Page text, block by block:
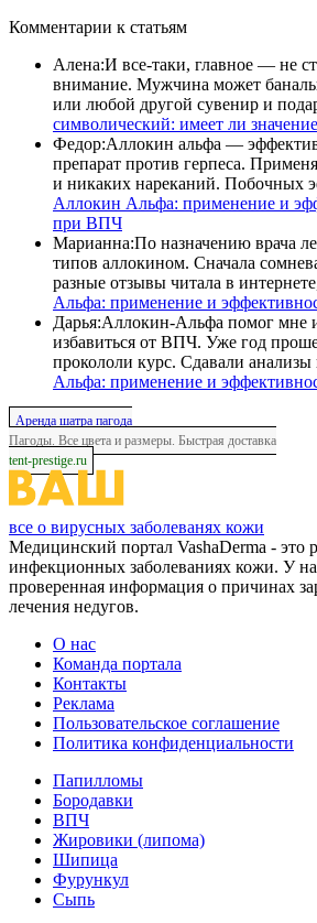
Комментарии к статьям
Алена:И все-таки, главное — не
внимание. Мужчина может
или любой другой сувенир и
символический: имеет ли
Федор:Аллокин альфа —
препарат против герпеса.
и никаких нареканий. Побочных
Аллокин Альфа: применение и
при ВПЧ
Марианна:По назначению врача
типов аллокином. Сначала
разные отзывы читала в
Альфа: применение и
Дарья:Аллокин-Альфа помог мне
избавиться от ВПЧ. Уже год
прокололи курс. Сдавали
Альфа: применение и
Аренда шатра пагода
Пагоды. Все цвета и размеры. Быстрая доставка
tent-prestige.ru
все о вирусных заболеванях кожи
Медицинский портал VashaDerma - это
инфекционных заболеваниях кожи. У
проверенная информация о причинах
лечения недугов.
О нас
Команда портала
Контакты
Реклама
Пользовательское соглашение
Политика конфиденциальности
Папилломы
Бородавки
ВПЧ
Жировики (липома)
Шипица
Фурункул
Сыпь